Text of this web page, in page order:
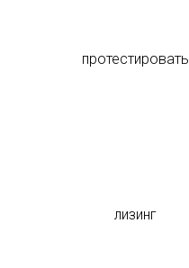
протестировать
лизинг